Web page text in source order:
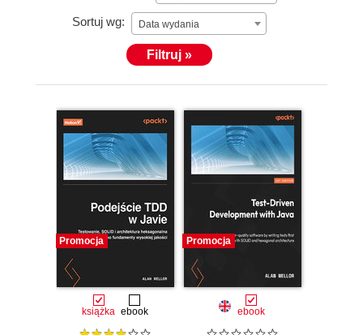
Sortuj wg: Data wydania
Filtruj »
Promocja
książka ebook
Promocja
ebook